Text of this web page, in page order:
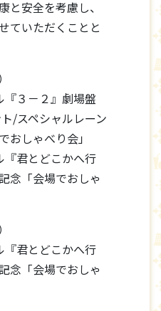
と安全を考慮し、
ていただくことと
３－２』劇場盤
/スペシャルレーン
おしゃべり会」
君とどこかへ行
念「会場でおしゃ
君とどこかへ行
念「会場でおしゃ